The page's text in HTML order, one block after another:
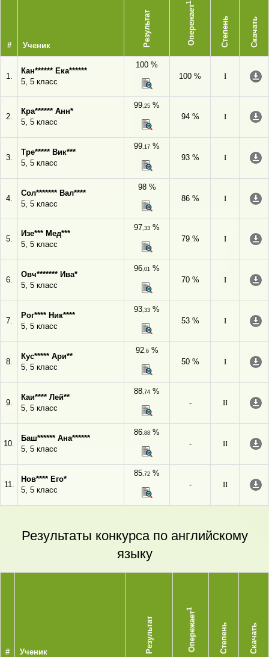
# Ученик Результат Опережает
1
Степень Скачать
1.
Кан****** Ека******
5, 5 класс
100 %
100 %
I
2.
Кра****** Анн*
5, 5 класс
99,25 %
94 %
I
3.
Тре***** Вик***
5, 5 класс
99,17 %
93 %
I
4.
Сол******* Вал****
5, 5 класс
98 %
86 %
I
5.
Изе*** Мед***
5, 5 класс
97,33 %
79 %
I
6.
Овч******* Ива*
5, 5 класс
96,01 %
70 %
I
7.
Рог**** Ник****
5, 5 класс
93,33 %
53 %
I
8.
Кус***** Ари**
5, 5 класс
92,6%
50 %
I
9.
Каи**** Лей**
5, 5 класс
88,74 %
-
II
10.
Баш****** Ана******
5, 5 класс
86,88 %
-
II
11.
Нов**** Его*
5, 5 класс
85,72 %
-
II
Результаты конкурса по английскому
языку
# Ученик Результат Опережает
1
Степень Скачать